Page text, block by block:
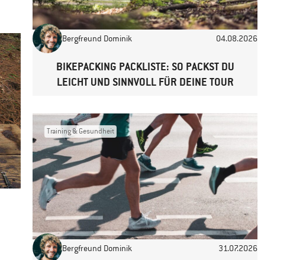
Bergfreund Dominik 04.08.2026
BIKEPACKING PACKLISTE: SO PACKST DU
LEICHT UND SINNVOLL FÜR DEINE TOUR
Training & Gesundheit
Bergfreund Dominik 31.07.2026